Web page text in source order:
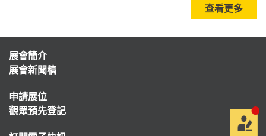
查看更多
展會簡介
展會新聞稿
申請展位
觀眾預先登記